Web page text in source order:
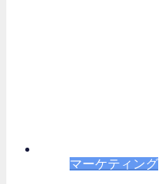
マーケティング